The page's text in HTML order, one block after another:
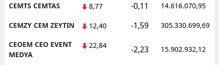
CEMTS CEMTAS 8,77 -0,11 14.616.070,95
CEMZY CEM ZEYTIN 12,40 -1,59 305.330.699,69
CEOEM CEO EVENT
MEDYA
22,84 -2,23 15.902.932,12